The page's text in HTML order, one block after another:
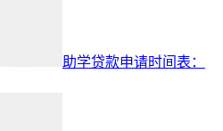
助学贷款申请时间表：